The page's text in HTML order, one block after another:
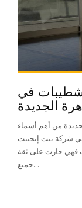
في
الجديدة
من أهم أسماء
شركة نيت إيجيبت
فهي حازت على ثقة
جميع...